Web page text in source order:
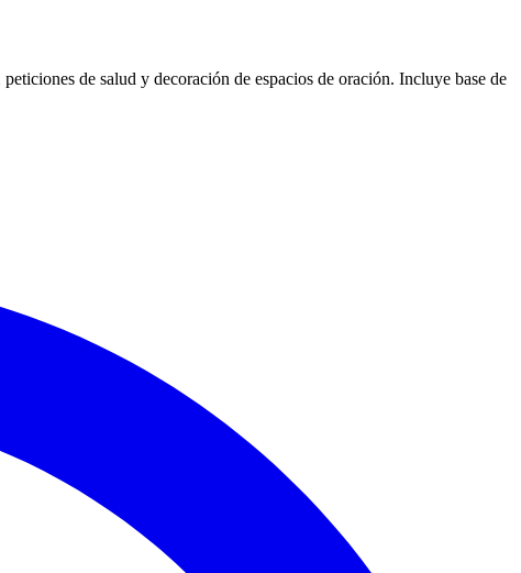
de salud y decoración de espacios de oración. Incluye base de